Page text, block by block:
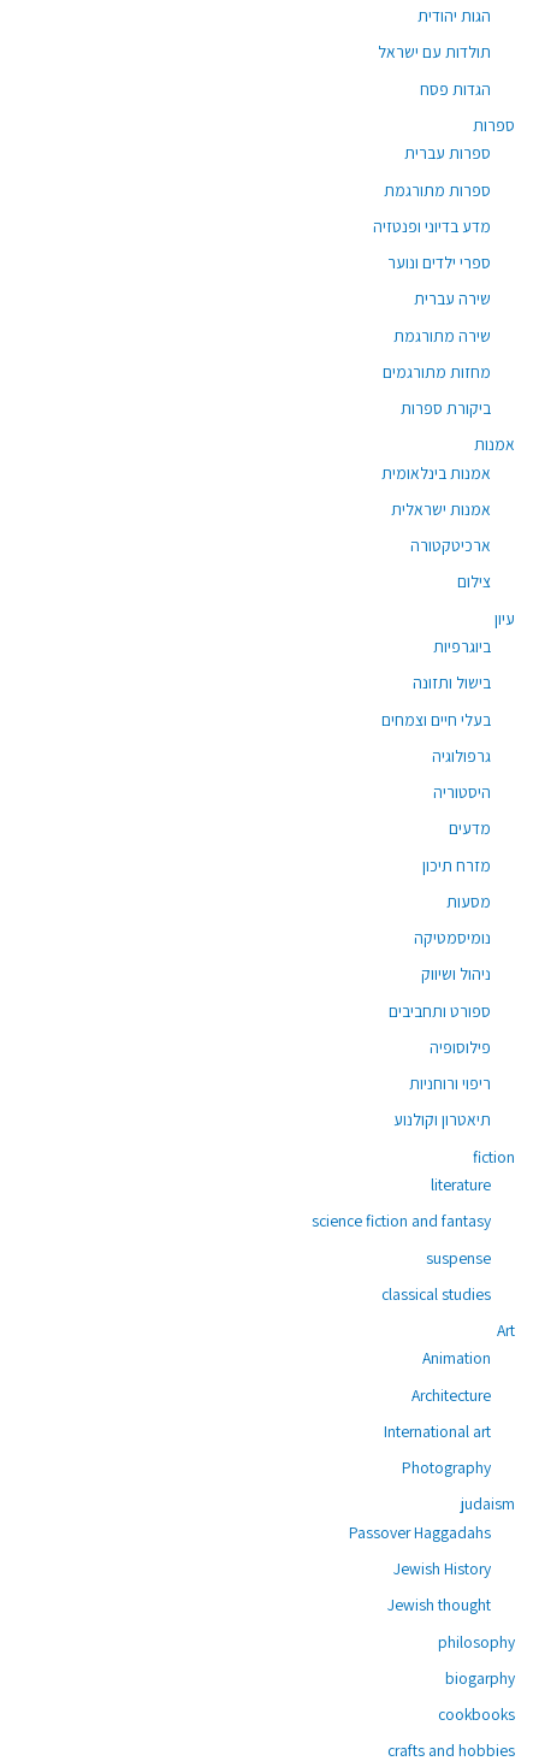
הגות יהודית
תולדות עם ישראל
הגדות פסח
ספרות
ספרות עברית
ספרות מתורגמת
מדע בדיוני ופנטזיה
ספרי ילדים ונוער
שירה עברית
שירה מתורגמת
מחזות מתורגמים
ביקורת ספרות
אמנות
אמנות בינלאומית
אמנות ישראלית
ארכיטקטורה
צילום
עיון
ביוגרפיות
בישול ותזונה
בעלי חיים וצמחים
גרפולוגיה
היסטוריה
מדעים
מזרח תיכון
מסעות
נומיסמטיקה
ניהול ושיווק
ספורט ותחביבים
פילוסופיה
ריפוי ורוחניות
תיאטרון וקולנוע
fiction
literature
science fiction and fantasy
suspense
classical studies
Art
Animation
Architecture
International art
Photography
judaism
Passover Haggadahs
Jewish History
Jewish thought
philosophy
biogarphy
cookbooks
crafts and hobbies